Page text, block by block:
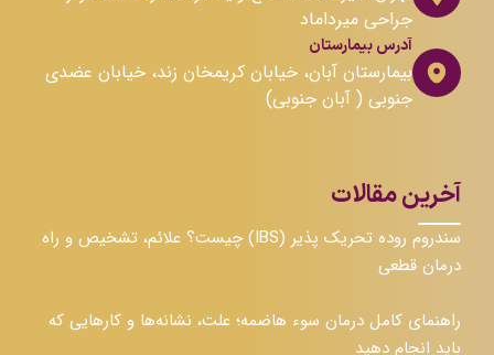
جراحی میرداماد
آدرس بیمارستان
بیمارستان آبان، خیابان کریمخان زند، خیابان عضدی
جنوبی ( آبان جنوبی)
آخرین مقالات
سندروم روده تحریک پذیر (IBS) چیست؟ علائم، تشخیص و راه
درمان قطعی
راهنمای کامل درمان سوء هاضمه؛ علت، نشانه‌ها و کارهایی که
باید انجام دهید